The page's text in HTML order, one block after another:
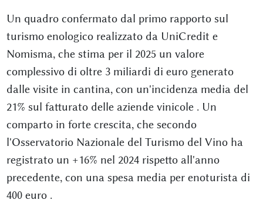
Un quadro confermato dal primo rapporto sul
turismo enologico realizzato da UniCredit e
Nomisma, che stima per il 2025 un valore
complessivo di oltre 3 miliardi di euro generato
dalle visite in cantina, con un'incidenza media del
21% sul fatturato delle aziende vinicole . Un
comparto in forte crescita, che secondo
l'Osservatorio Nazionale del Turismo del Vino ha
registrato un +16% nel 2024 rispetto all'anno
precedente, con una spesa media per enoturista di
400 euro .